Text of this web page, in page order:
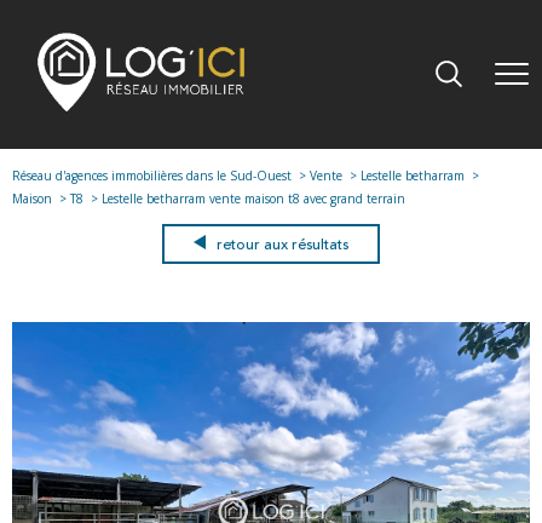
Réseau d'agences immobilières dans le Sud-Ouest Vente
Lestelle betharram
Maison
T8 Lestelle betharram vente maison t8 avec grand terrain
retour aux résultats